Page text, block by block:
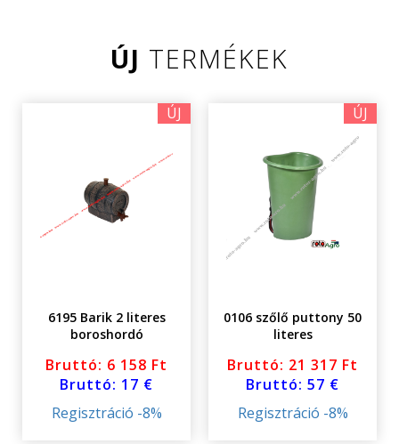
ÚJ TERMÉKEK
ÚJ
6195 Barik 2 literes
boroshordó
Bruttó: 6 158 Ft
Bruttó: 17 €
Regisztráció -8%
ÚJ
0106 szőlő puttony 50
literes
Bruttó: 21 317 Ft
Bruttó: 57 €
Regisztráció -8%